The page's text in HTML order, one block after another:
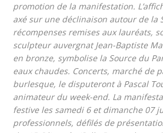
promotion de la manifestation.
axé sur une déclinaison autour de la
récompenses remises aux lauréats,
sculpteur auvergnat Jean-Baptiste
en bronze, symbolise la Source du
eaux chaudes. Concerts, marché de
burlesque, le disputeront à Pascal
animateur du week-end. La
festive les samedi 6 et dimanche 07
professionnels, défilés de